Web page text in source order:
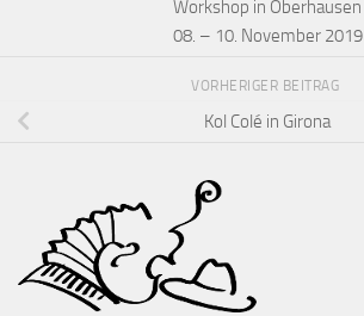
Workshop in Oberhausen
08. – 10. November 2019
VORHERIGER BEITRAG
Kol Colé in Girona